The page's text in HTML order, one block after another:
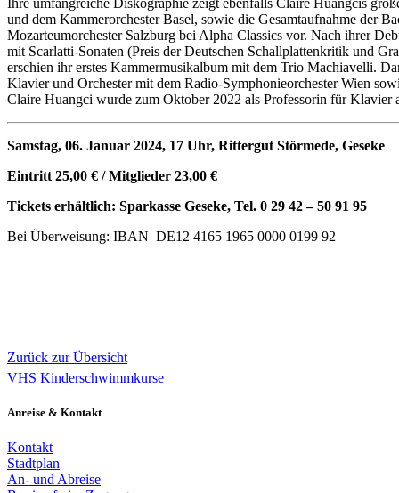
und dem Kammerorchester Basel, sowie die Gesamtaufnahme der
Mozarteumorchester Salzburg bei Alpha Classics vor. Nach ihrer
mit Scarlatti-Sonaten (Preis der Deutschen Schallplattenkritik und
erschien ihr erstes Kammermusikalbum mit dem Trio Machiavelli.
Klavier und Orchester mit dem Radio-Symphonieorchester Wien
Claire Huangci wurde zum Oktober 2022 als Professorin für
Samstag, 06. Januar 2024, 17 Uhr, Rittergut Störmede, Geseke
Eintritt 25,00 € / Mitglieder 23,00 €
Tickets erhältlich: Sparkasse Geseke, Tel. 0 29 42 – 50 91 95
Bei Überweisung: IBAN DE12 4165 1965 0000 0199 92
Zurück zur Übersicht
VHS Kinderschwimmkurse
Anreise & Kontakt
Kontakt
Stadtplan
An- und Abreise